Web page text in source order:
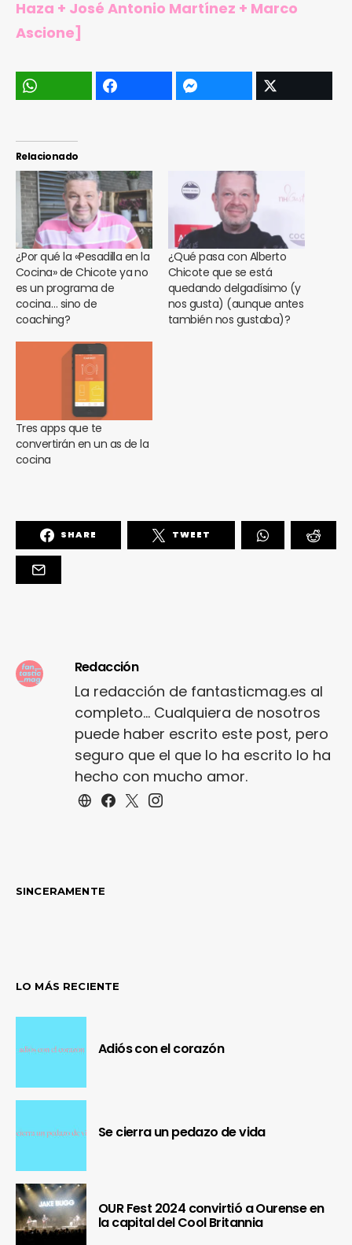
Haza + José Antonio Martínez + Marco
Ascione]
Relacionado
¿Por qué la «Pesadilla en la
Cocina» de Chicote ya no
es un programa de
cocina… sino de
coaching?
¿Qué pasa con Alberto
Chicote que se está
quedando delgadísimo (y
nos gusta) (aunque antes
también nos gustaba)?
Tres apps que te
convertirán en un as de la
cocina
SHARE TWEET
Redacción
La redacción de fantasticmag.es al
completo... Cualquiera de nosotros
puede haber escrito este post, pero
seguro que el que lo ha escrito lo ha
hecho con mucho amor.
SINCERAMENTE
LO MÁS RECIENTE
Adiós con el corazón
Se cierra un pedazo de vida
OUR Fest 2024 convirtió a Ourense en
la capital del Cool Britannia